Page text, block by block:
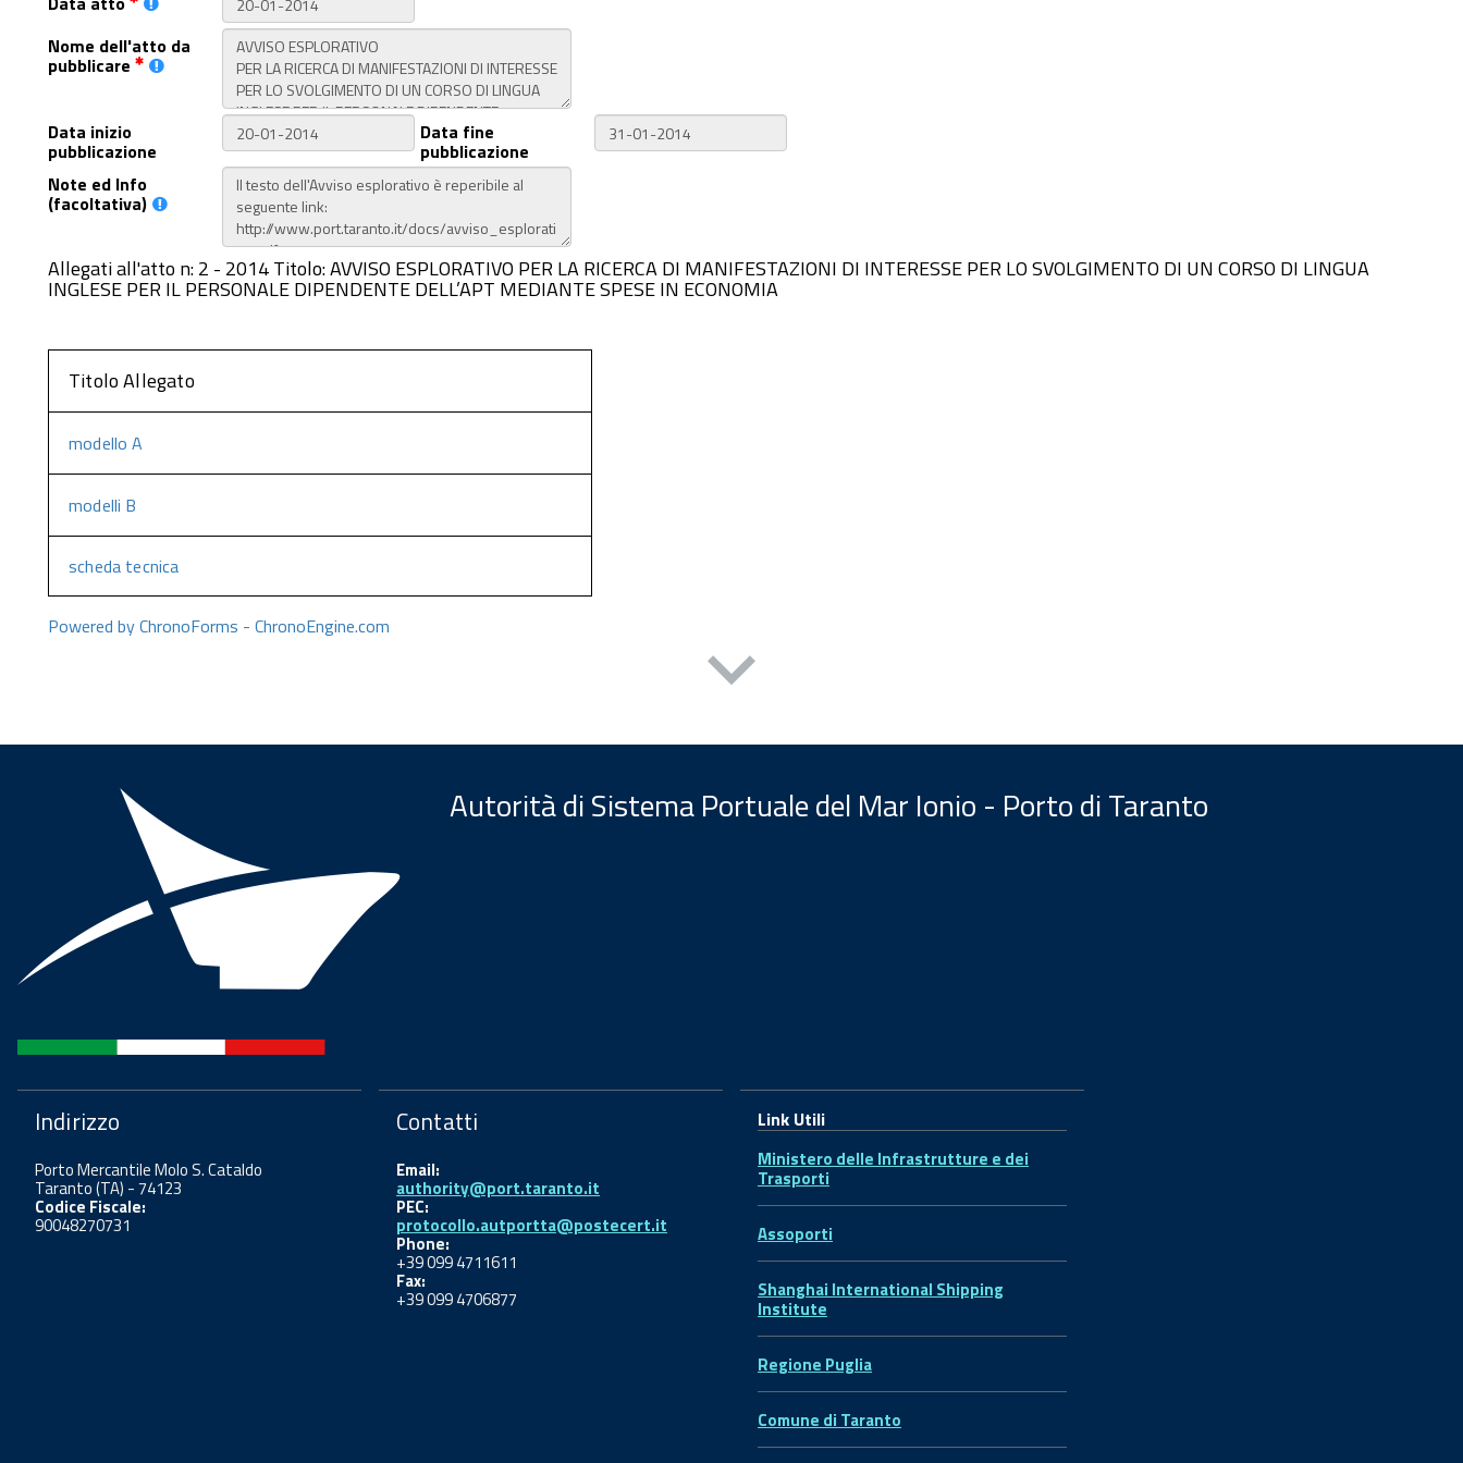
Nome dell'atto da
pubblicare
Data inizio
pubblicazione
Data fine
pubblicazione
Note ed Info
(facoltativa)
Allegati all'atto n: 2 - 2014 Titolo: AVVISO ESPLORATIVO PER LA RICERCA DI MANIFESTAZIONI DI INTERESSE PER LO SVOLGIMENTO DI UN CORSO DI LINGUA
INGLESE PER IL PERSONALE DIPENDENTE DELL’APT MEDIANTE SPESE IN ECONOMIA
Titolo Allegato
modello A
modelli B
scheda tecnica
Powered by ChronoForms - ChronoEngine.com
Autorità di Sistema Portuale del Mar Ionio - Porto di Taranto
Indirizzo
Porto Mercantile Molo S. Cataldo
Taranto (TA) - 74123
Codice Fiscale:
90048270731
Contatti
Email:
authority@port.taranto.it
PEC:
protocollo.autportta@postecert.it
Phone:
+39 099 4711611
Fax:
+39 099 4706877
Link Utili
Ministero delle Infrastrutture e dei
Trasporti
Assoporti
Shanghai International Shipping
Institute
Regione Puglia
Comune di Taranto